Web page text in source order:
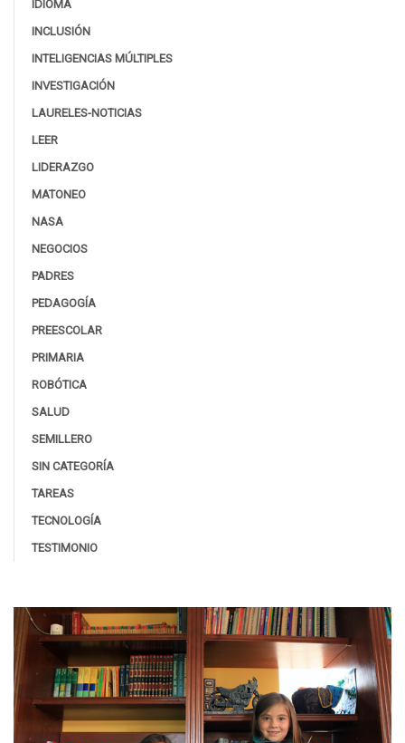
IDIOMA
INCLUSIÓN
INTELIGENCIAS MÚLTIPLES
INVESTIGACIÓN
LAURELES-NOTICIAS
LEER
LIDERAZGO
MATONEO
NASA
NEGOCIOS
PADRES
PEDAGOGÍA
PREESCOLAR
PRIMARIA
ROBÓTICA
SALUD
SEMILLERO
SIN CATEGORÍA
TAREAS
TECNOLOGÍA
TESTIMONIO